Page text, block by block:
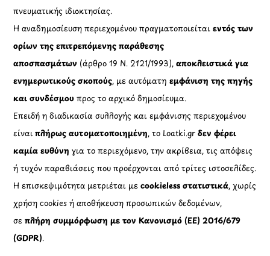
πνευματικής ιδιοκτησίας.
Η αναδημοσίευση περιεχομένου πραγματοποιείταιεντός των
ορίων της επιτρεπόμενης παράθεσης
αποσπασμάτων (άρθρο 19 Ν. 2121/1993), αποκλειστικά για
ενημερωτικούς σκοπούς, με αυτόματηεμφάνιση της πηγής
και συνδέσμου προς το αρχικό δημοσίευμα.
Επειδή η διαδικασία συλλογής και εμφάνισης περιεχομένου
είναιπλήρως αυτοματοποιημένη, το Loatki.grδεν φέρει
καμία ευθύνη για το περιεχόμενο, την ακρίβεια, τις απόψεις
ή τυχόν παραβιάσεις που προέρχονται από τρίτες ιστοσελίδες.
Η επισκεψιμότητα μετριέται μεcookieless στατιστικά, χωρίς
χρήση cookies ή αποθήκευση προσωπικών δεδομένων,
σεπλήρη συμμόρφωση με τον Κανονισμό (ΕΕ) 2016/679
(GDPR).